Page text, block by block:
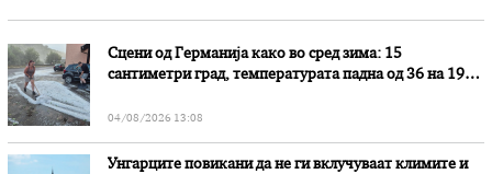
Сцени од Германија како во сред зима: 15
сантиметри град, температурата падна од 36 на 19
04/08/2026 13:08
Унгарците повикани да не ги вклучуваат климите и